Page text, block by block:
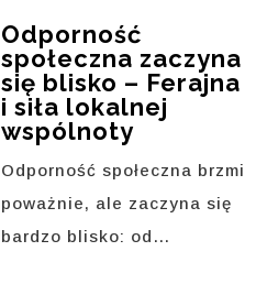
Odporność
społeczna zaczyna
się blisko – Ferajna
i siła lokalnej
wspólnoty
Odporność społeczna brzmi
poważnie, ale zaczyna się
bardzo blisko: od…